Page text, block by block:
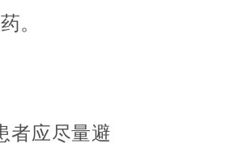
。
者应尽量避